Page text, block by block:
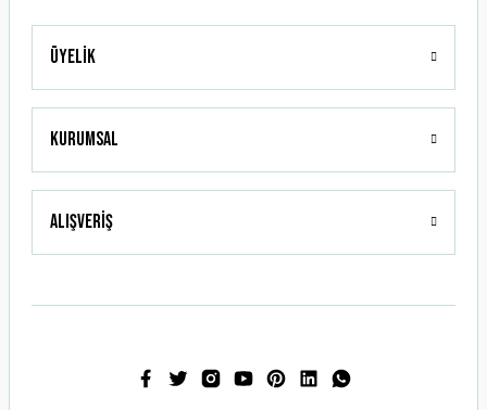
Gönder
Üyelik
Kurumsal
Alışveriş